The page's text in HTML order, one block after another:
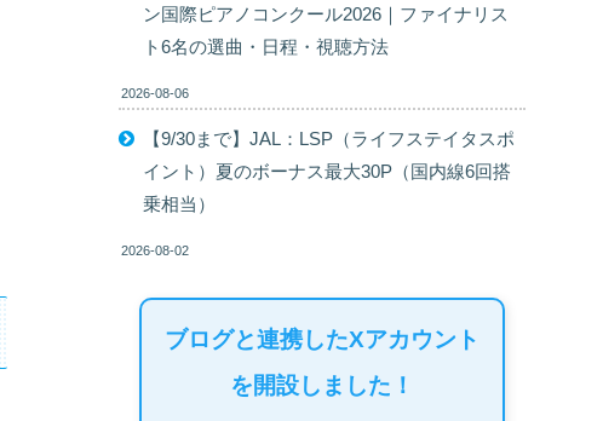
ン国際ピアノコンクール2026｜ファイナリス
ト6名の選曲・日程・視聴方法
2026-08-06
【9/30まで】JAL：LSP（ライフステイタスポ
イント）夏のボーナス最大30P（国内線6回搭
乗相当）
2026-08-02
ブログと連携したXアカウント
を開設しました！